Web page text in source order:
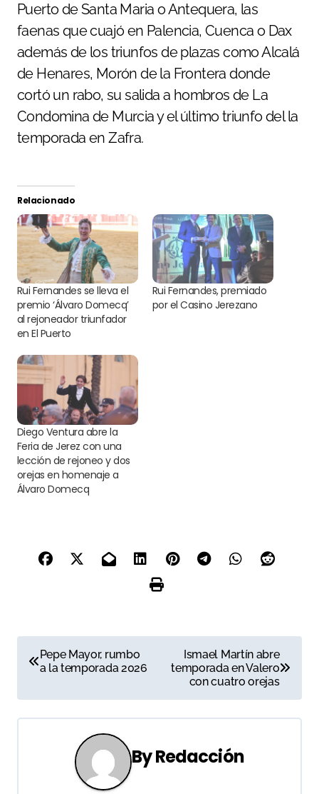
Puerto de Santa Maria o Antequera, las
faenas que cuajó en Palencia, Cuenca o Dax
además de los triunfos de plazas como Alcalá
de Henares, Morón de la Frontera donde
cortó un rabo, su salida a hombros de La
Condomina de Murcia y el último triunfo del la
temporada en Zafra.
Relacionado
Rui Fernandes se lleva el
premio ‘Álvaro Domecq’
al rejoneador triunfador
en El Puerto
Rui Fernandes, premiado
por el Casino Jerezano
Diego Ventura abre la
Feria de Jerez con una
lección de rejoneo y dos
orejas en homenaje a
Álvaro Domecq
N
v
Pepe Mayor, rumbo
a la temporada 2026
Ismael Martín abre
temporada en Valero
con cuatro orejas
ByRedacción